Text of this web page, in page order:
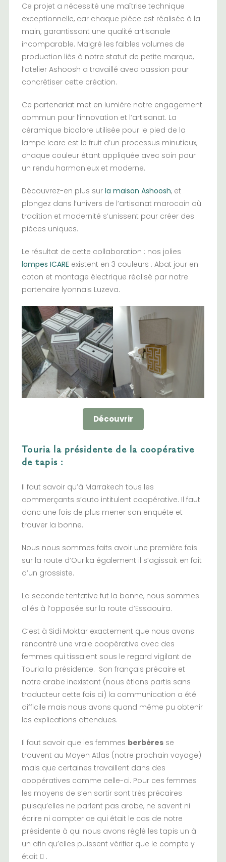
Ce projet a nécessité une maîtrise technique
exceptionnelle, car chaque pièce est réalisée à la
main, garantissant une qualité artisanale
incomparable. Malgré les faibles volumes de
production liés à notre statut de petite marque,
l’atelier Ashoosh a travaillé avec passion pour
concrétiser cette création.
Ce partenariat met en lumière notre engagement
commun pour l’innovation et l’artisanat. La
céramique bicolore utilisée pour le pied de la
lampe Icare est le fruit d’un processus minutieux,
chaque couleur étant appliquée avec soin pour
un rendu harmonieux et moderne.
Découvrez-en plus sur la maison Ashoosh, et
plongez dans l’univers de l’artisanat marocain où
tradition et modernité s’unissent pour créer des
pièces uniques.
Le résultat de cette collaboration : nos jolies
lampes ICARE existent en 3 couleurs . Abat jour en
coton et montage électrique réalisé par notre
partenaire lyonnais Luzeva.
Découvrir
Touria la présidente de la coopérative
de tapis :
Il faut savoir qu’à Marrakech tous les
commerçants s’auto intitulent coopérative. Il faut
donc une fois de plus mener son enquête et
trouver la bonne.
Nous nous sommes faits avoir une première fois
sur la route d’Ourika également il s’agissait en fait
d’un grossiste.
La seconde tentative fut la bonne, nous sommes
allés à l’opposée sur la route d’Essaouira.
C’est à Sidi Moktar exactement que nous avons
rencontré une vraie coopérative avec des
femmes qui tissaient sous le regard vigilant de
Touria la présidente. Son français précaire et
notre arabe inexistant (nous étions partis sans
traducteur cette fois ci) la communication a été
difficile mais nous avons quand même pu obtenir
les explications attendues.
Il faut savoir que les femmes berbèresse
trouvent au Moyen Atlas (notre prochain voyage)
mais que certaines travaillent dans des
coopératives comme celle-ci. Pour ces femmes
les moyens de s’en sortir sont très précaires
puisqu’elles ne parlent pas arabe, ne savent ni
écrire ni compter ce qui était le cas de notre
présidente à qui nous avons réglé les tapis un à
un afin qu’elles puissent vérifier que le compte y
était  .